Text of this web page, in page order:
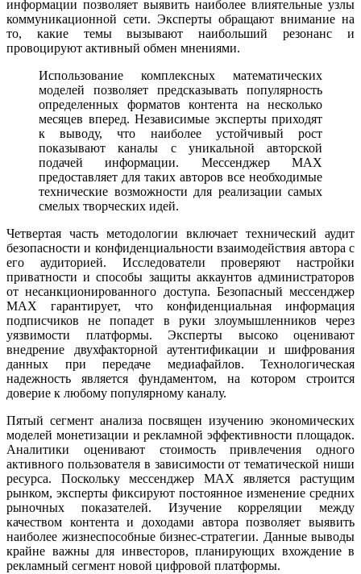
информации позволяет выявить наиболее влиятельные узлы
коммуникационной сети. Эксперты обращают внимание на
то, какие темы вызывают наибольший резонанс и
провоцируют активный обмен мнениями.
Использование комплексных математических
моделей позволяет предсказывать популярность
определенных форматов контента на несколько
месяцев вперед. Независимые эксперты приходят
к выводу, что наиболее устойчивый рост
показывают каналы с уникальной авторской
подачей информации. Мессенджер MAX
предоставляет для таких авторов все необходимые
технические возможности для реализации самых
смелых творческих идей.
Четвертая часть методологии включает технический аудит
безопасности и конфиденциальности взаимодействия автора с
его аудиторией. Исследователи проверяют настройки
приватности и способы защиты аккаунтов администраторов
от несанкционированного доступа. Безопасный мессенджер
MAX гарантирует, что конфиденциальная информация
подписчиков не попадет в руки злоумышленников через
уязвимости платформы. Эксперты высоко оценивают
внедрение двухфакторной аутентификации и шифрования
данных при передаче медиафайлов. Технологическая
надежность является фундаментом, на котором строится
доверие к любому популярному каналу.
Пятый сегмент анализа посвящен изучению экономических
моделей монетизации и рекламной эффективности площадок.
Аналитики оценивают стоимость привлечения одного
активного пользователя в зависимости от тематической ниши
ресурса. Поскольку мессенджер MAX является растущим
рынком, эксперты фиксируют постоянное изменение средних
рыночных показателей. Изучение корреляции между
качеством контента и доходами автора позволяет выявить
наиболее жизнеспособные бизнес-стратегии. Данные выводы
крайне важны для инвесторов, планирующих вхождение в
рекламный сегмент новой цифровой платформы.